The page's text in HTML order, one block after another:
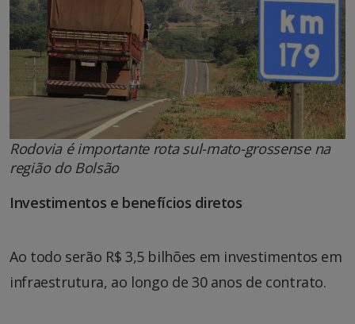
Rodovia é importante rota sul-mato-grossense na
região do Bolsão
Investimentos e benefícios diretos
Ao todo serão R$ 3,5 bilhões em investimentos em
infraestrutura, ao longo de 30 anos de contrato.